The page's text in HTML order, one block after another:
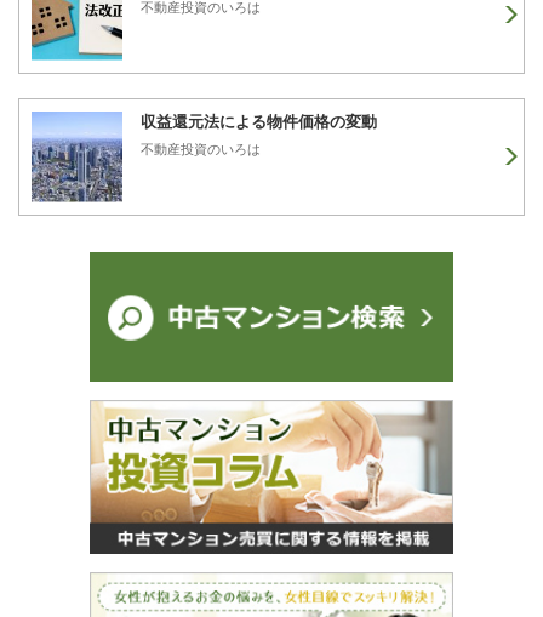
不動産投資のいろは
収益還元法による物件価格の変動
不動産投資のいろは